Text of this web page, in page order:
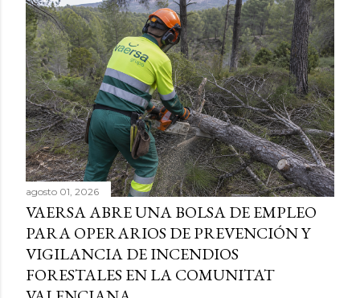
agosto 01, 2026
VAERSA ABRE UNA BOLSA DE EMPLEO
PARA OPERARIOS DE PREVENCIÓN Y
VIGILANCIA DE INCENDIOS
FORESTALES EN LA COMUNITAT